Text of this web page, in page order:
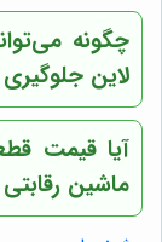
چگونه
لاین
آیا قیمت
ماشین